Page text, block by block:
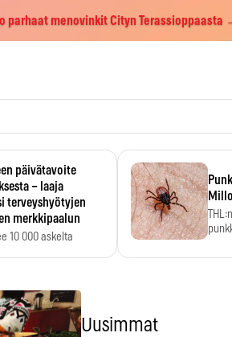
parhaat menovinkit Cityn Terassioppaasta
päivätavoite
– laaja
terveyshyötyjen
merkkipaalun
10 000 askelta
Uusimmat